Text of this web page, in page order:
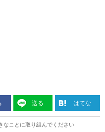
送る はてな
なことに取り組んでください